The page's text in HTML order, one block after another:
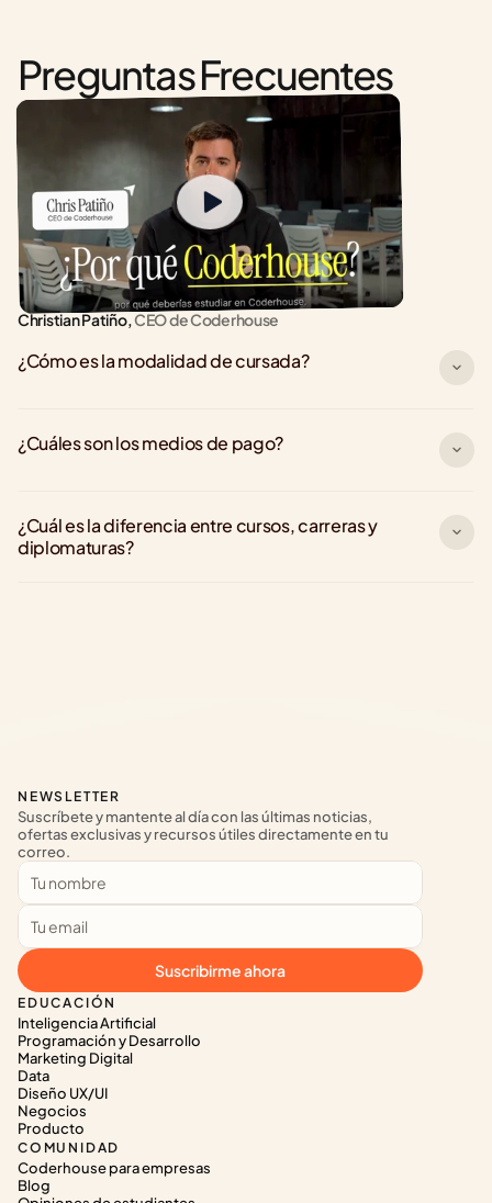
Preguntas Frecuentes
Christian Patiño, CEO de Coderhouse
¿Cómo es la modalidad de cursada?
¿Cuáles son los medios de pago?
¿Cuál es la diferencia entre cursos, carreras y
diplomaturas?
EDUCACIÓN
Inteligencia Artificial
Programación y Desarrollo
Marketing Digital
Data
Diseño UX/UI
Negocios
Producto
COMUNIDAD
Coderhouse para empresas
Blog
NEWSLETTER
Suscríbete y mantente al día con las últimas noticias,
ofertas exclusivas y recursos útiles directamente en tu
correo.
Suscribirme ahora